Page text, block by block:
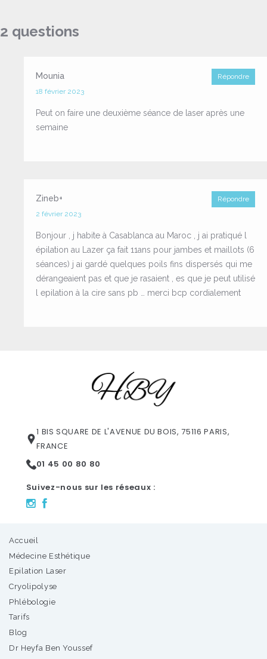
2 questions
Répondre
Mounia
18 février 2023
Peut on faire une deuxième séance de laser après une
semaine
Répondre
Zineb+
2 février 2023
Bonjour , j habite à Casablanca au Maroc , j ai pratiqué l
épilation au Lazer ça fait 11ans pour jambes et maillots (6
séances) j ai gardé quelques poils fins dispersés qui me
dérangeaient pas et que je rasaient , es que je peut utilisé
l epilation à la cire sans pb … merci bcp cordialement
1 BIS SQUARE DE L'AVENUE DU BOIS, 75116 PARIS,
FRANCE
01 45 00 80 80
Suivez-nous sur les réseaux :
Accueil
Médecine Esthétique
Epilation Laser
Cryolipolyse
Phlébologie
Tarifs
Blog
Dr Heyfa Ben Youssef